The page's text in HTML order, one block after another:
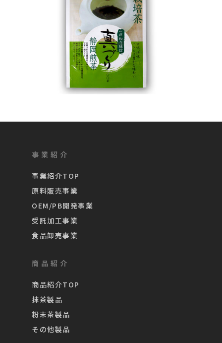
事業紹介
事業紹介TOP
原料販売事業
OEM/PB開発事業
受託加工事業
食品卸売事業
商品紹介
商品紹介TOP
抹茶製品
粉末茶製品
その他製品